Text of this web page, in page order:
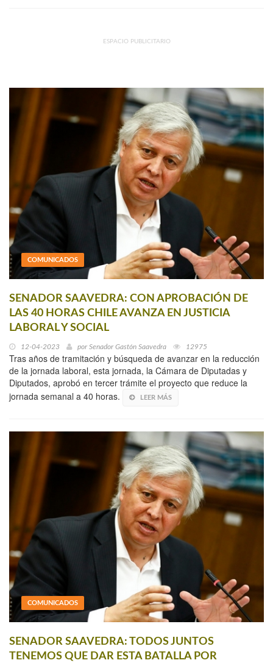
ESPACIO PUBLICITARIO
COMUNICADOS
SENADOR SAAVEDRA: CON APROBACIÓN DE
LAS 40 HORAS CHILE AVANZA EN JUSTICIA
LABORAL Y SOCIAL
12-04-2023 por Senador Gastón Saavedra 12975
Tras años de tramitación y búsqueda de avanzar en la reducción
de la jornada laboral, esta jornada, la Cámara de Diputadas y
Diputados, aprobó en tercer trámite el proyecto que reduce la
jornada semanal a 40 horas.
LEER MÁS
COMUNICADOS
SENADOR SAAVEDRA: TODOS JUNTOS
TENEMOS QUE DAR ESTA BATALLA POR